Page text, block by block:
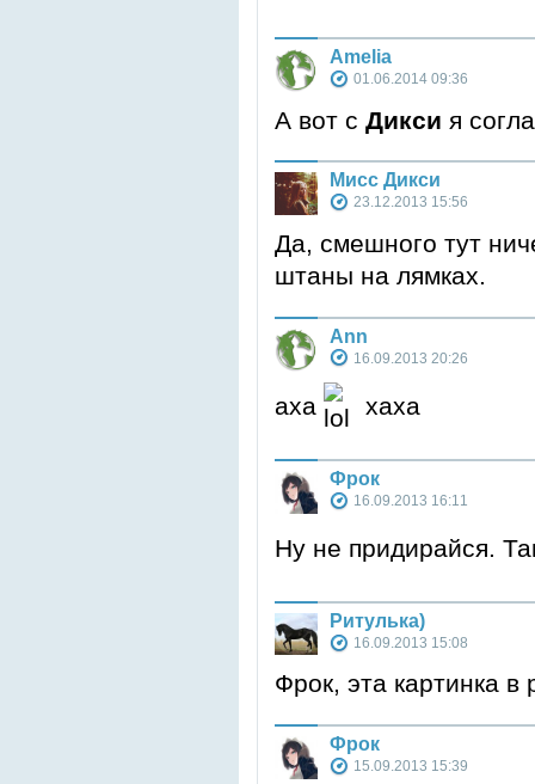
Amelia
01.06.2014 09:36
А вот с Дикси я
Мисс Дикси
23.12.2013 15:56
Да, смешного тут
штаны на лямках.
Аnn
16.09.2013 20:26
аха хаха
Фрок
16.09.2013 16:11
Ну не придирайся.
Ритулька)
16.09.2013 15:08
Фрок, эта картинка
Фрок
15.09.2013 15:39